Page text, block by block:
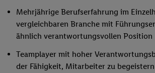
Mehrjährige Berufserfahrung im
vergleichbaren Branche mit
ähnlich verantwortungsvollen Position
Teamplayer mit hoher
der Fähigkeit, Mitarbeiter zu